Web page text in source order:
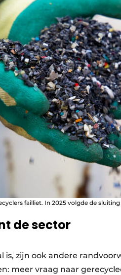
failliet. In 2025 volgde de
de sector
is, zijn ook andere
meer vraag naar